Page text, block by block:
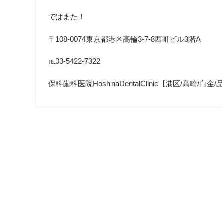
ではまた！
〒108-0074東京都港区高輪3-7-8西町ビル3階A
℡03-5422-7322
保科歯科医院HoshinaDentalClinic【港区/高輪/白金/